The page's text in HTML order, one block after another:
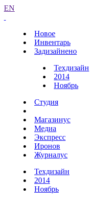
EN
Новое
Инвентарь
Задизайнено
Техдизайн
2014
Ноябрь
Студия
Магазинус
Медиа
Экспресс
Иронов
Журналус
Техдизайн
2014
Ноябрь